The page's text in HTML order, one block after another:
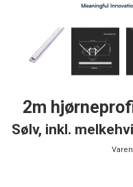
2m
Sølv, inkl.